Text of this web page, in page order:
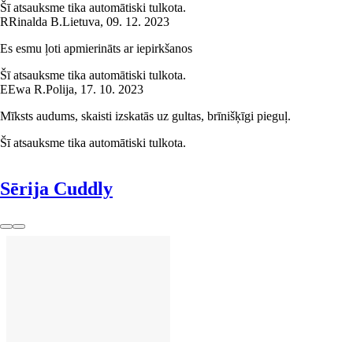
Šī atsauksme tika automātiski tulkota.
RRinalda B.Lietuva, 09. 12. 2023
Es esmu ļoti apmierināts ar iepirkšanos
Šī atsauksme tika automātiski tulkota.
EEwa R.Polija, 17. 10. 2023
Mīksts audums, skaisti izskatās uz gultas, brīnišķīgi pieguļ.
Šī atsauksme tika automātiski tulkota.
Sērija Cuddly